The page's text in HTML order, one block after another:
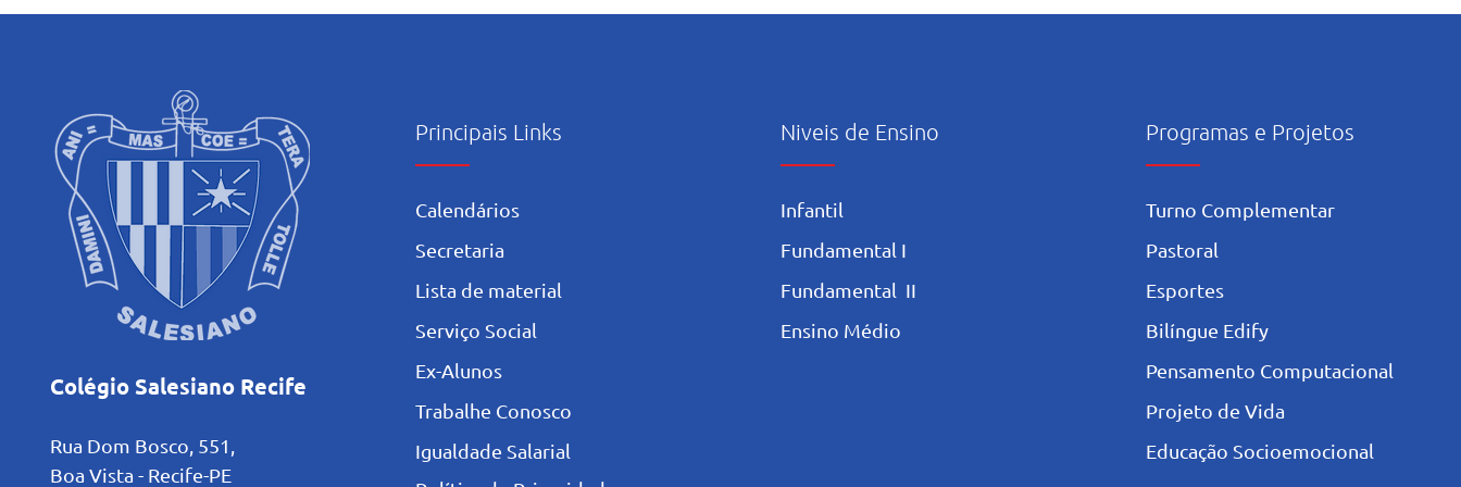
Colégio Salesiano Recife
Rua Dom Bosco, 551,
Boa Vista - Recife-PE
Principais Links
Calendários
Secretaria
L ista de material
Serviço Social
Ex-Alunos
Trabalhe Conosco
Igualdade Salarial
Niveis de Ensino
Infantil
Fundamental I
Fundamental II
Ensino Médio
Programas e Projetos
Turno Complementar
Pastoral
Esportes
Bilíngue Edify
Pensamento Computacional
Projeto de Vida
Educação Socioemocional